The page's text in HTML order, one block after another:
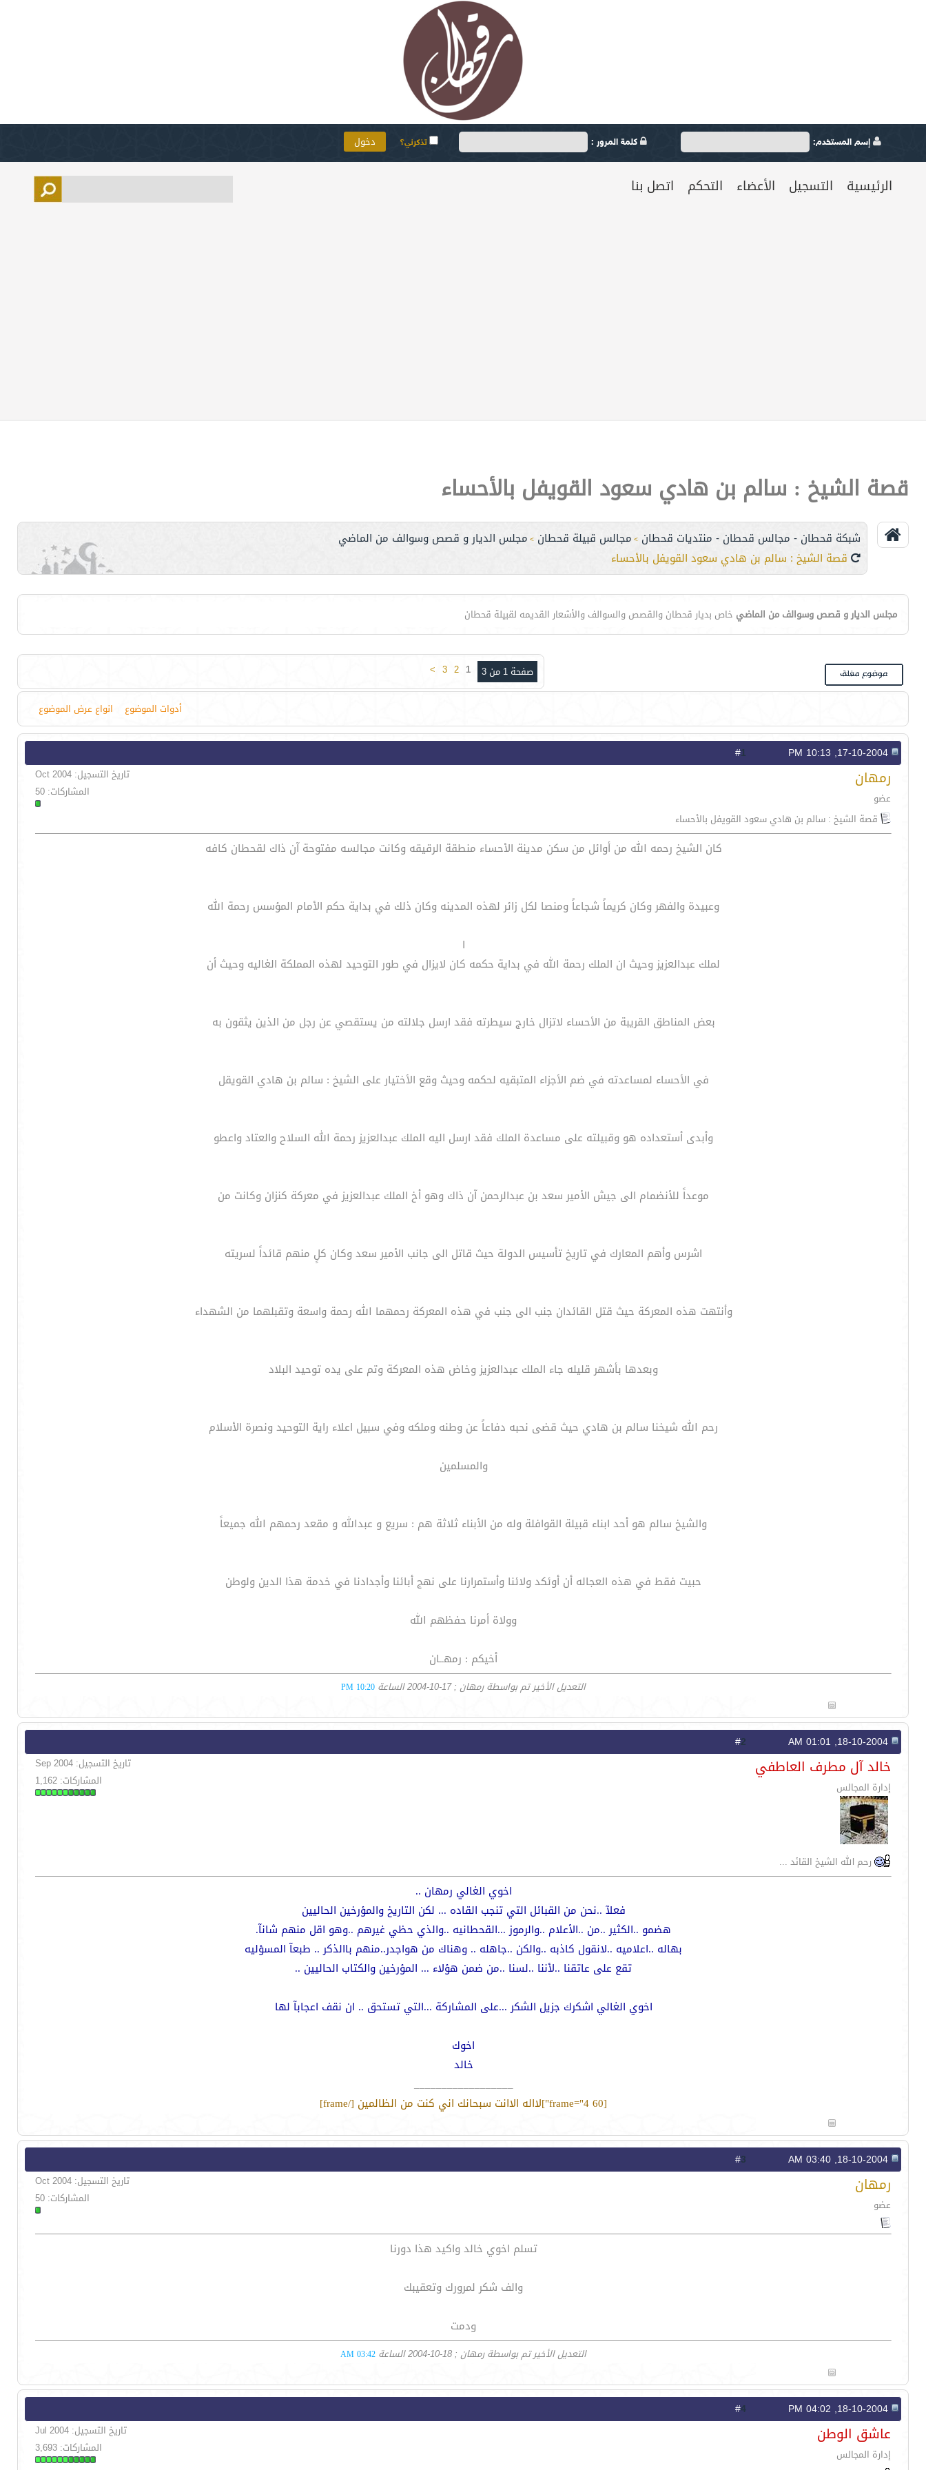
إسم المستخدم: كلمة المرور : تذكرني؟
الرئيسية التسجيل الأعضاء التحكم اتصل بنا
قصة الشيخ : سالم بن هادي سعود القويفل بالأحساء
شبكة قحطان - مجالس قحطان - منتديات قحطان > مجالس قبيلة قحطان > مجلس الديار و قصص وسوالف من الماضي
قصة الشيخ : سالم بن هادي سعود القويفل بالأحساء
مجلس الديار و قصص وسوالف من الماضي خاص بديار قحطان والقصص والسوالف والأشعار القديمه لقبيلة قحطان
صفحة 1 من 3 1
2
3
>
أدوات الموضوع انواع عرض الموضوع
1
رمهان
عضو
تاريخ التسجيل: Oct 2004
المشاركات: 50
قصة الشيخ : سالم بن هادي سعود القويفل بالأحساء
كان الشيخ رحمه الله من أوائل من سكن مدينة الأحساء منطقة الرقيقه وكانت مجالسه مفتوحة آن ذاك لقحطان كافه
وعبيدة والفهر وكان كريماً شجاعاً ومنصا لكل زائر لهذه المدينه وكان ذلك في بداية حكم الأمام المؤسس رحمة الله
ا
لملك عبدالعزيز وحيث ان الملك رحمة الله في بداية حكمه كان لايزال في طور التوحيد لهذه المملكة الغاليه وحيث أن
بعض المناطق القريبة من الأحساء لاتزال خارج سيطرته فقد ارسل جلالته من يستقصي عن رجل من الذين يثقون به
في الأحساء لمساعدته في ضم الأجزاء المتبقيه لحكمه وحيث وقع الأختيار على الشيخ : سالم بن هادي القويقل
وأبدى أستعداده هو وقبيلته على مساعدة الملك فقد ارسل اليه الملك عبدالعزيز رحمة الله السلاح والعتاد واعطو
موعداً للأنضمام الى جيش الأمير سعد بن عبدالرحمن آن ذاك وهو أخ الملك عبدالعزيز في معركة كنزان وكانت من
اشرس وأهم المعارك في تاريخ تأسيس الدولة حيث قاتل الى جانب الأمير سعد وكان كلٍ منهم قائداً لسريته
وأنتهت هذه المعركة حيث قتل القائدان جنب الى جنب في هذه المعركة رحمهما الله رحمة واسعة وتقبلهما من الشهداء
وبعدها بأشهر قليله جاء الملك عبدالعزيز وخاض هذه المعركة وتم على يده توحيد البلاد
رحم الله شيخنا سالم بن هادي حيث قضى نحبه دفاعاً عن وطنه وملكه وفي سبيل اعلاء راية التوحيد ونصرة الأسلام
والمسلمين
والشيخ سالم هو أحد ابناء قبيلة القوافلة وله من الأبناء ثلاثة هم : سريع و عبدالله و مقعد رحمهم الله جميعاً
حبيت فقط في هذه العجاله أن أوئكد ولائنا وأستمرارنا على نهج أبائنا وأجدادنا في خدمة هذا الدين ولوطن
وولاة أمرنا حفظهم الله
أخيكم : رمهــان
التعديل الأخير تم بواسطة رمهان ; 17-10-2004 الساعة 10:20 PM
2
خالد آل مطرف العاطفي
إدارة المجالس
تاريخ التسجيل: Sep 2004
المشاركات: 1,162
رحم الله الشيخ القائد ...
اخوي الغالي رمهان ..
فعلآ ..نحن من القبائل التي تنجب القاده ... لكن التاريخ والمؤرخين الحاليين
هضمو ..الكثير ..من ..الأعلام ..والرموز ...القحطانيه ..والذي حظي غيرهم ..وهو اقل منهم شانآ.
بهاله ..اعلاميه ..لانقول كاذبه ..والكن ..جاهله .. وهناك من هواجدر..منهم باالذكر .. طبعآ المسؤليه
تقع على عاتقنا ..لأننا ..لسنا ..من ضمن هؤلاء ... المؤرخين والكتاب الحاليين ..
اخوي الغالي اشكرك جزيل الشكر ...على المشاركة ...التي تستحق .. ان نقف اعجابآ لها
اخوك
خالد
__________________
[frame="4 60"]لااله الاانت سبحانك اني كنت من الظالمين [/frame]
3
رمهان
عضو
تاريخ التسجيل: Oct 2004
المشاركات: 50
تسلم اخوي خالد واكيد هذا دورنا
والف شكر لمرورك وتعقيبك
ودمت
التعديل الأخير تم بواسطة رمهان ; 18-10-2004 الساعة 03:42 AM
#
4
عاشق الوطن
إدارة المجالس
تاريخ التسجيل: Jul 2004
المشاركات: 3,693